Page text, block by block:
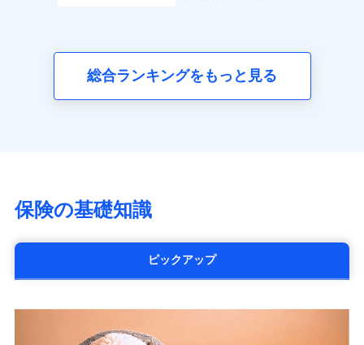
（https://www.fwdlife.co.jp/）
ソニー生命保険株式会社
（https://www.sonylife.co.jp）
SOMPOひまわり生命保険株式会社
太陽生命保険株式会社（https://www.taiyo-
チューリッヒ生命保険株式会社
（https://www.zurichlife.co.jp/）
東京海上日動あんしん生命保険株式会社
（https://www.nanairolife.co.jp/）
総合ランキングをもっと見る
保険の基礎知識
ピックアップ